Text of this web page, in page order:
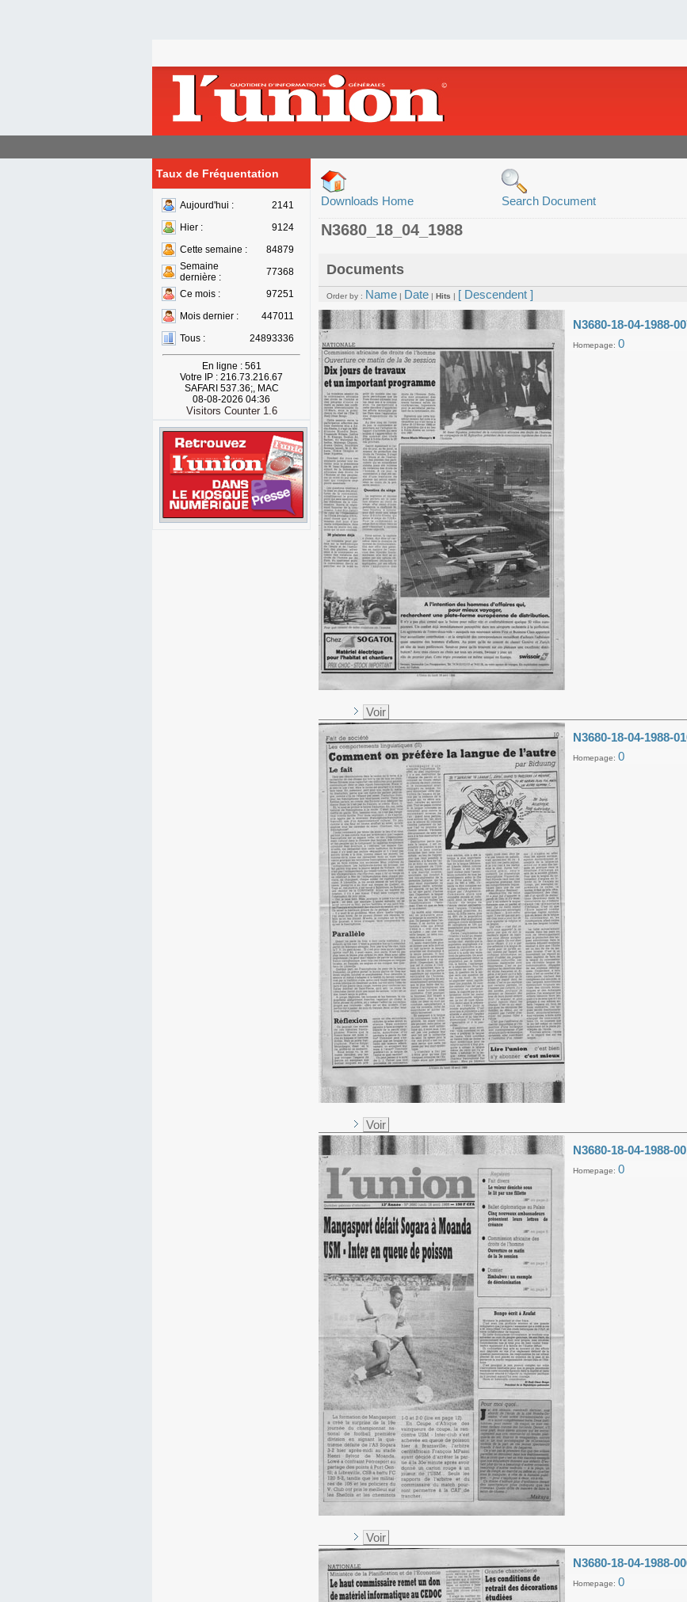
Taux de Fréquentation
Aujourd'hui :
2141
Hier :
9124
Cette semaine :
84879
Semaine
dernière :
77368
Ce mois :
97251
Mois dernier :
447011
Tous :
24893336
En ligne : 561
Votre IP : 216.73.216.67
SAFARI 537.36;, MAC
08-08-2026 04:36
Visitors Counter 1.6
Downloads Home Search Document
N3680_18_04_1988
Documents
Order by : Name | Date | Hits | [ Descendent ]
N3680-18-04-1988-
Homepage: 0
Voir
N3680-18-04-1988-
Homepage: 0
Voir
N3680-18-04-1988-
Homepage: 0
Voir
N3680-18-04-1988-
Homepage: 0